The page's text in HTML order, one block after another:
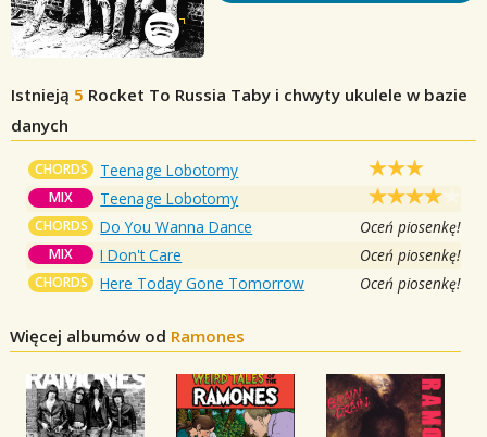
Istnieją 5 Rocket To Russia Taby i chwyty ukulele w bazie
danych
CHORDS Teenage Lobotomy
MIX Teenage Lobotomy
CHORDS Do You Wanna Dance Oceń piosenkę!
MIX I Don't Care Oceń piosenkę!
CHORDS Here Today Gone Tomorrow Oceń piosenkę!
Więcej albumów od Ramones